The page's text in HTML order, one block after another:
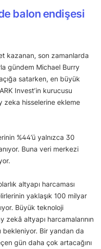
balon endişesi
kazanan, son zamanlarda
gündem Michael Burry
satarken, en büyük
Invest’in kurucusu
zeka hisselerine ekleme
%44’ü yalnızca 30
Buna veri merkezi
altyapı harcaması
yaklaşık 100 milyar
Büyük teknoloji
altyapı harcamalarının
bekleniyor. Bir yandan da
gün daha çok artacağını